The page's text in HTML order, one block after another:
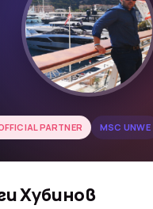
PARTNER MSC UNWE
Хубинов